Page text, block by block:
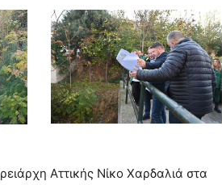
Αττικής Νίκο Χαρδαλιά στα